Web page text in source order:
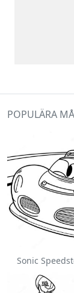
POPULÄRA
Sonic